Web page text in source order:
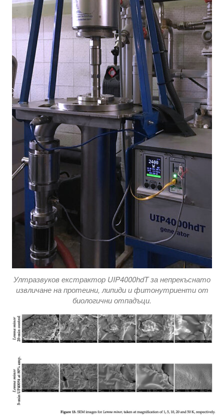
Ултразвуков екстрактор UIP4000hdT за непрекъснато
извличане на протеини, липиди и фитонутриенти от
биологични отпадъци.